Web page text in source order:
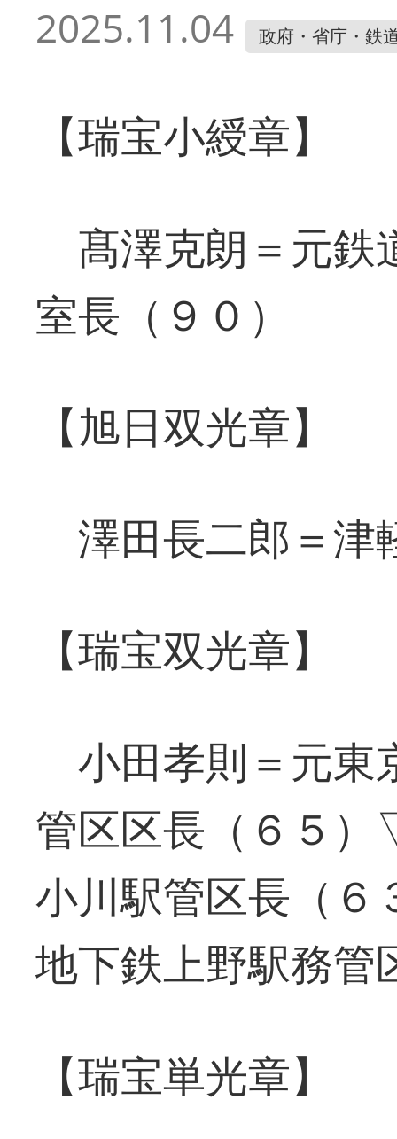
2025.11.04 政府・省庁・鉄
【瑞宝小綬章】
髙澤克朗＝元鉄
室長（９０）
【旭日双光章】
澤田長二郎＝津
【瑞宝双光章】
小田孝則＝元東
管区区長（６５
小川駅管区長（
地下鉄上野駅務管
【瑞宝単光章】